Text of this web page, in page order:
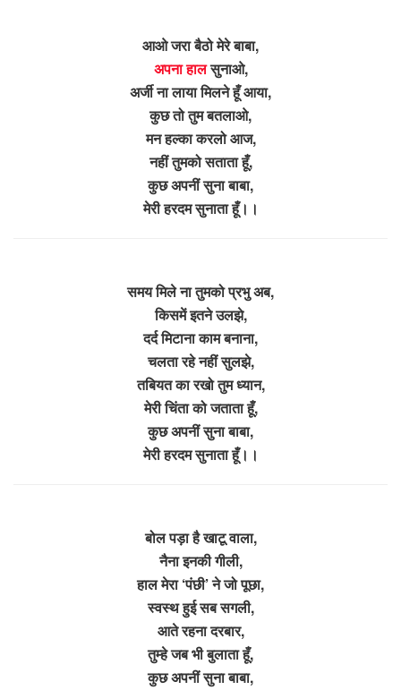
आओ जरा बैठो मेरे बाबा,
अपना हालसुनाओ,
अर्जी ना लाया मिलने हूँ आया,
कुछ तो तुम बतलाओ,
मन हल्का करलो आज,
नहीं तुमको सताता हूँ,
कुछ अपनीं सुना बाबा,
मेरी हरदम सुनाता हूँ।।
समय मिले ना तुमको प्रभु अब,
किसमें इतने उलझे,
दर्द मिटाना काम बनाना,
चलता रहे नहीं सुलझे,
तबियत का रखो तुम ध्यान,
मेरी चिंता को जताता हूँ,
कुछ अपनीं सुना बाबा,
मेरी हरदम सुनाता हूँ।।
बोल पड़ा है खाटू वाला,
नैना इनकी गीली,
हाल मेरा ‘पंछी’ ने जो पूछा,
स्वस्थ हुई सब सगली,
आते रहना दरबार,
तुम्हे जब भी बुलाता हूँ,
कुछ अपनीं सुना बाबा,